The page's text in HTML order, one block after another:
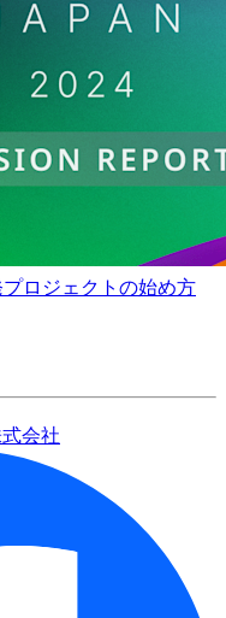
ロジェクトの始め方
会社